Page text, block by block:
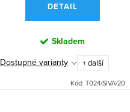
DETAIL
Skladem
Dostupné varianty
+ další
Kód: T024/SIVA/20